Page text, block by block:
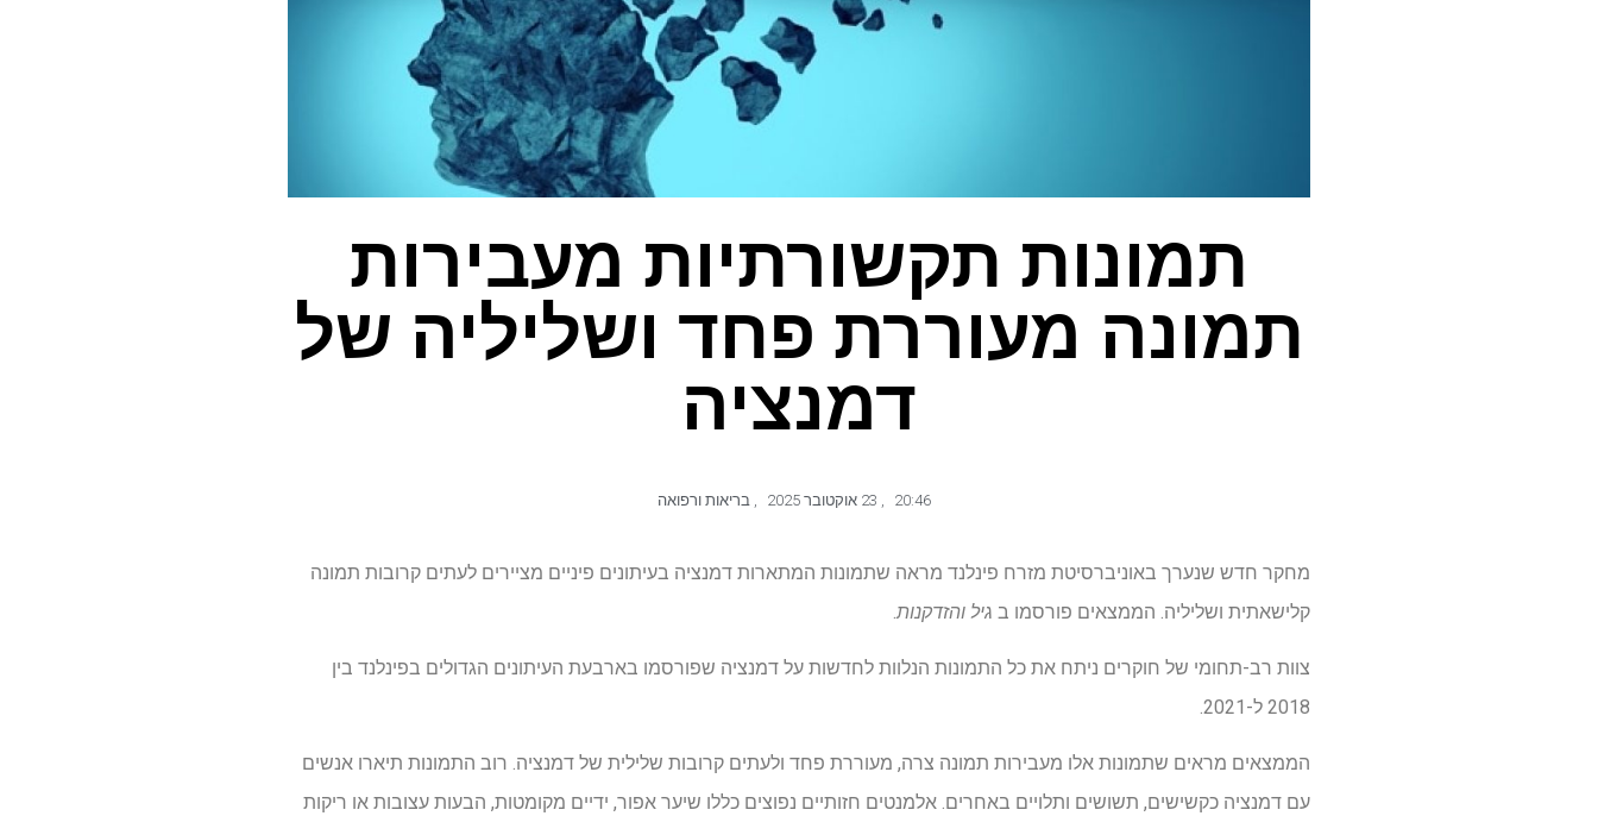
תמונות תקשורתיות מעבירות
תמונה מעוררת פחד ושליליה של
דמנציה
20:46
,
, בריאות ורפואה
מחקר חדש שנערך באוניברסיטת מזרח פינלנד מראה שתמונות המתארות דמנציה בעיתונים פיניים מציירים לעתים קרובות תמונה
קלישאתית ושליליה. הממצאים פורסמו ב גיל והזדקנות
צוות רב-תחומי של חוקרים ניתח את כל התמונות הנלוות לחדשות על דמנציה שפורסמו בארבעת העיתונים הגדולים בפינלנד בין
2018 ל-2021.
הממצאים מראים שתמונות אלו מעבירות תמונה צרה, מעוררת פחד ולעתים קרובות שלילית של דמנציה. רוב התמונות תיארו אנשים
עם דמנציה כקשישים, תשושים ותלויים באחרים. אלמנטים חזותיים נפוצים כללו שיער אפור, ידיים מקומטות, הבעות עצובות או ריקות